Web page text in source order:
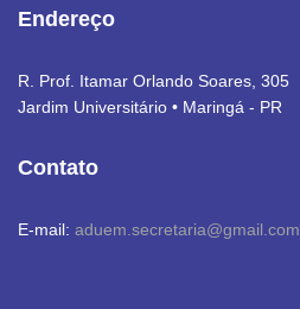
Endereço
R. Prof. Itamar Orlando Soares, 305
Jardim Universitário • Maringá - PR
Contato
E-mail: aduem.secretaria@gmail.com